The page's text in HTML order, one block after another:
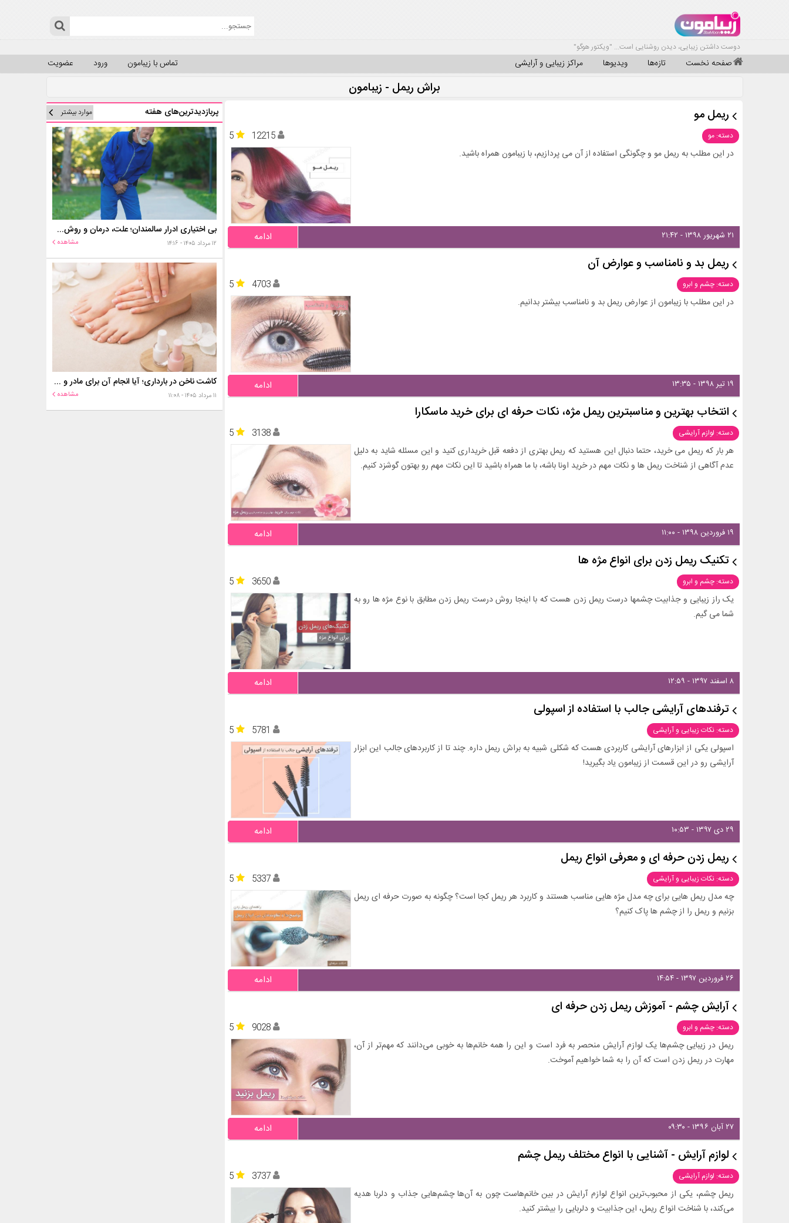
دوست داشتن زیبایی، دیدن روشنایی است... "ویکتور هوگو"
صفحه نخست تازه‌ها ویدیوها مراکز زیبایی و آرایشی عضویت ورود تماس با زیبامون
براش ریمل - زیبامون
ریمل مو
دسته: مو 5
12215
در این مطلب به ریمل مو و چگونگی استفاده از آن می پردازیم، با زیبامون همراه باشید.
۲۱ شهریور ۱۳۹۸ - ۲۱:۴۲ ادامه
ریمل بد و نامناسب و عوارض آن
دسته: چشم و ابرو 5
4703
در این مطلب با زیبامون از عوارض ریمل بد و نامناسب بیشتر بدانیم.
۱۹ تیر ۱۳۹۸ - ۱۳:۳۵ ادامه
انتخاب بهترین و مناسبترین ریمل مژه، نکات حرفه ای برای خرید ماسکارا
دسته: لوازم آرایشی 5
3138
هر بار که ریمل می خرید، حتما دنبال این هستید که ریمل بهتری از دفعه قبل خریداری کنید و این مسئله شاید به دلیل
عدم آگاهی از شناخت ریمل ها و نکات مهم در خرید اونا باشه، با ما همراه باشید تا این نکات مهم رو بهتون گوشزد کنیم.
۱۹ فروردین ۱۳۹۸ - ۱۱:۰۰ ادامه
تکنیک ریمل زدن برای انواع مژه ها
دسته: چشم و ابرو 5
3650
یک راز زیبایی و جذابیت چشمها درست ریمل زدن هست که با اینجا روش درست ریمل زدن مطابق با نوع مژه ها رو به
شما می گیم.
۸ اسفند ۱۳۹۷ - ۱۲:۵۹ ادامه
ترفندهای آرایشی جالب با استفاده از اسپولی
دسته: نکات زیبایی و آرایشی 5
5781
اسپولی یکی از ابزارهای آرایشی کاربردی هست که شکلی شبیه به براش ریمل داره. چند تا از کاربردهای جالب این ابزار
آرایشی رو در این قسمت از زیبامون یاد بگیرید!
۲۹ دی ۱۳۹۷ - ۱۰:۵۳ ادامه
ریمل زدن حرفه ای و معرفی انواع ریمل
دسته: نکات زیبایی و آرایشی 5
5337
چه مدل ریمل هایی برای چه مدل مژه هایی مناسب هستند و کاربرد هر ریمل کجا است؟ چگونه به صورت حرفه ای ریمل
بزنیم و ریمل را از چشم ها پاک کنیم؟
۲۶ فروردین ۱۳۹۷ - ۱۴:۵۴ ادامه
آرایش چشم - آموزش ریمل زدن حرفه ای
دسته: چشم و ابرو 5
9028
ریمل در زیبایی چشم‌ها یک لوازم آرایش منحصر به فرد است و این را همه خانم‌ها به خوبی می‌دانند که مهم‌تر از آن،
مهارت در ریمل زدن است که آن را به شما خواهیم آموخت.
۲۷ آبان ۱۳۹۶ - ۰۹:۳۰ ادامه
لوازم آرایش - آشنایی با انواع مختلف ریمل چشم
دسته: لوازم آرایشی 5
3737
ریمل چشم، یکی از محبوب‌ترین انواع لوازم آرایش در بین خانم‌هاست چون به آن‌ها چشم‌هایی جذاب‌ و دلربا هدیه
می‌کند، با شناخت انواع ریمل، این جذابیت و دلربایی را بیشتر کنید.
پربازدیدترین‌های هفته موارد بیشتر
بی اختیاری ادرار سالمندان؛ علت، درمان و روش‌های کنترل در منزل
۱۲ مرداد ۱۴۰۵ - ۱۴:۱۶ مشاهده
کاشت ناخن در بارداری؛ آیا انجام آن برای مادر و جنین خطر دارد؟
۱۱ مرداد ۱۴۰۵ - ۱۱:۰۸ مشاهده